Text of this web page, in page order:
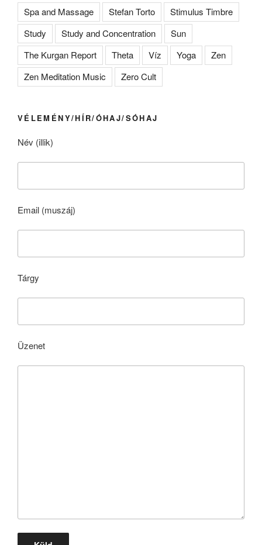
Spa and Massage Stefan Torto
Stimulus Timbre
Study
Study and Concentration
Sun
The Kurgan Report
Theta Víz Yoga
Zen
Zen Meditation Music
Zero Cult
VÉLEMÉNY/HÍR/ÓHAJ/SÓHAJ
Név (illik)
Email (muszáj)
Tárgy
Üzenet